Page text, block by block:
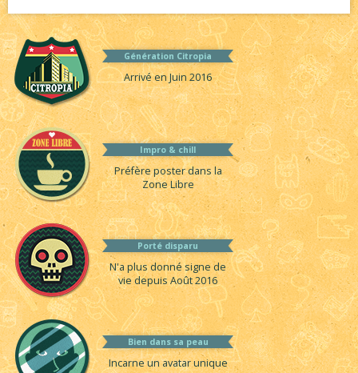
Génération Citropia
Arrivé en Juin 2016
Impro & chill
Préfère poster dans la
Zone Libre
Porté disparu
N'a plus donné signe de
vie depuis Août 2016
Bien dans sa peau
Incarne un avatar unique